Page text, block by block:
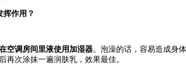
挥作用？
空调房间里液使用加湿器。泡澡的话，容易造成身
再次涂抹一遍润肤乳，效果最佳。